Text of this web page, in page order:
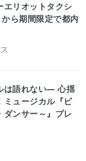
エリオットタクシ
ら期間限定で都内
は語れない― 心揺
ミュージカル『ビ
ダンサー～』プレ